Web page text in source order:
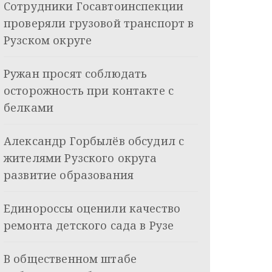
Сотрудники Госавтоинспекции
проверяли грузовой транспорт в
Рузском округе
Ружан просят соблюдать
осторожность при контакте с
белками
Александр Горбылёв обсудил с
жителями Рузского округа
развитие образования
Единороссы оценили качество
ремонта детского сада в Рузе
В общественном штабе